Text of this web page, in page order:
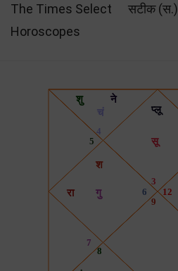
The Times Select
Horoscopes
सटीक (स.)